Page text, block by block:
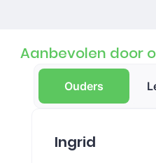
Aanbevolen door
Ouders
Ingrid